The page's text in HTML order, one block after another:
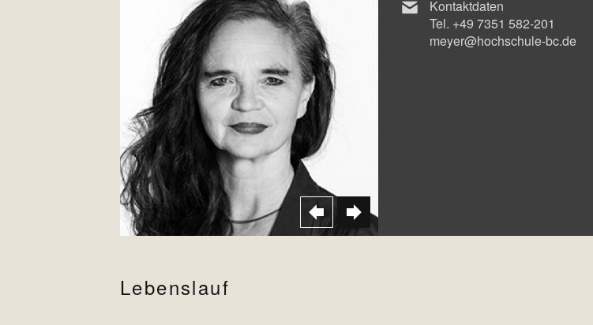
Kontaktdaten
Tel. +49 7351 582-201
meyer@hochschule-bc.de
Lebenslauf